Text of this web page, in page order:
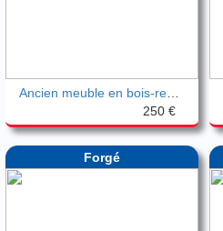
250 €
Forgé